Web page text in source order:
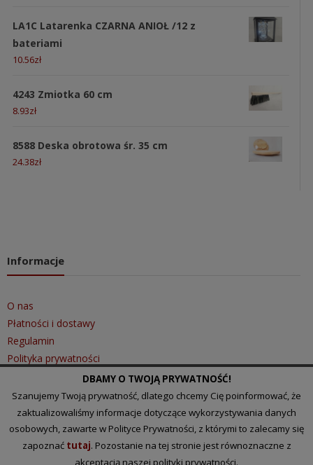
LA1C Latarenka CZARNA ANIOŁ /12 z
bateriami
10.56zł
4243 Zmiotka 60 cm
8.93zł
8588 Deska obrotowa śr. 35 cm
24.38zł
Informacje
O nas
Płatności i dostawy
Regulamin
Polityka prywatności
Szybki kontakt
Tel.: 510 097 101
DBAMY O TWOJĄ PRYWATNOŚĆ!
Szanujemy Twoją prywatność, dlatego chcemy Cię poinformować, że
zaktualizowaliśmy informacje dotyczące wykorzystywania danych
osobowych, zawarte w Polityce Prywatności, z którymi to zalecamy się
zapoznać tutaj. Pozostanie na tej stronie jest równoznaczne z
akceptacją naszej polityki prywatności.